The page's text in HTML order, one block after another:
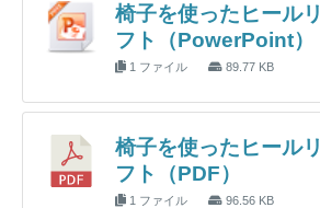
椅子を使ったヒールリ
フト（PowerPoint）
1 ファイル 89.77 KB
椅子を使ったヒールリ
フト（PDF）
1 ファイル 96.56 KB